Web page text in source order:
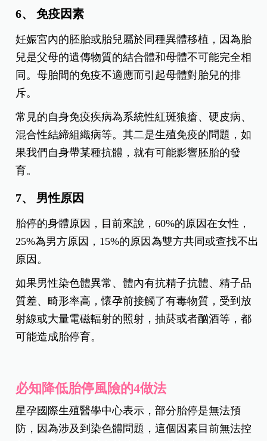
6、 免疫因素
妊娠宮內的胚胎或胎兒屬於同種異體移植，因為胎
兒是父母的遺傳物質的結合體和母體不可能完全相
同。母胎間的免疫不適應而引起母體對胎兒的排
斥。
常見的自身免疫疾病為系統性紅斑狼瘡、硬皮病、
混合性結締組織病等。其二是生殖免疫的問題，如
果我們自身帶某種抗體，就有可能影響胚胎的發
育。
7、 男性原因
胎停的身體原因，目前來說，60%的原因在女性，
25%為男方原因，15%的原因為雙方共同或查找不出
原因。
如果男性染色體異常、體內有抗精子抗體、精子品
質差、畸形率高，懷孕前接觸了有毒物質，受到放
射線或大量電磁輻射的照射，抽菸或者酗酒等，都
可能造成胎停育。
必知降低胎停風險的4做法
星孕國際生殖醫學中心表示，部分胎停是無法預
防，因為涉及到染色體問題，這個因素目前無法控